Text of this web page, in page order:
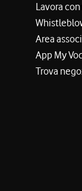
Lavora
Area
App My
Trova